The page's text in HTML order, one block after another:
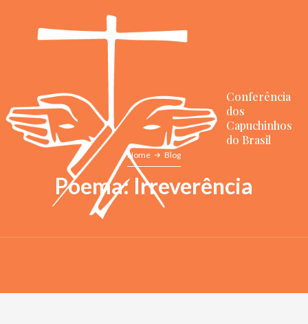
Conferência
dos
Capuchinhos
do Brasil
Home Blog
Poema: Irreverência